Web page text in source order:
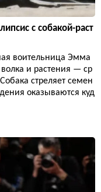
с собакой-раст
воительница Эмма
и растения — ср
стреляет семен
оказываются куд